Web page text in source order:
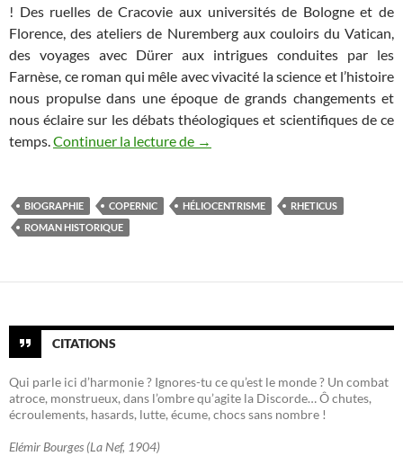
! Des ruelles de Cracovie aux universités de Bologne et de
Florence, des ateliers de Nuremberg aux couloirs du Vatican,
des voyages avec Dürer aux intrigues conduites par les
Farnèse, ce roman qui mêle avec vivacité la science et l’histoire
nous propulse dans une époque de grands changements et
nous éclaire sur les débats théologiques et scientifiques de ce
temps.Continuer la lecture de Mes romans (3) : Le Secret de
→
BIOGRAPHIE COPERNIC HÉLIOCENTRISME
RHETICUS
ROMAN HISTORIQUE
CITATIONS
Qui parle ici d’harmonie ? Ignores-tu ce qu’est le monde ? Un combat
atroce, monstrueux, dans l’ombre qu’agite la Discorde… Ô chutes,
écroulements, hasards, lutte, écume, chocs sans nombre !
Elémir Bourges (La Nef, 1904)